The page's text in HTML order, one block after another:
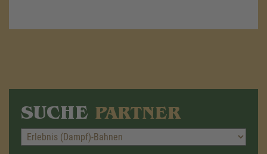
SUCHE PARTNER